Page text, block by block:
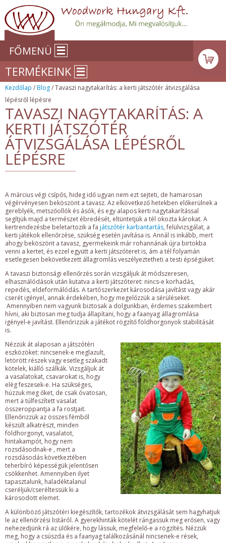
FŐMENÜ
Kezdőlap /Blog/ Tavaszi nagytakarítás: a kerti játszótér átvizsgálása
lépésről lépésre
TAVASZI NAGYTAKARÍTÁS: A
KERTI JÁTSZÓTÉR
ÁTVIZSGÁLÁSA LÉPÉSRŐL
LÉPÉSRE
A március végi csípős, hideg idő ugyan nem ezt sejteti, de hamarosan
végérvényesen beköszönt a tavasz. Az elkövetkező hetekben előkerülnek a
gereblyék, metszőollók és ásók, és egy alapos kerti nagytakarítással
segítjük majd a természet ébredését, eltüntetjük a tél okozta károkat. A
kertrendezésbe beletartozik a fa játszótér karbantartás, felülvizsgálat, a
kerti játékok ellenőrzése, szükség esetén javítása is. Annál is inkább, mert
ahogy beköszönt a tavasz, gyermekeink már rohannának újra birtokba
venni a kertet, és ezzel együtt a kerti játszóteret is, ám a tél folyamán
esetlegesen bekövetkezett állagromlás veszélyeztetheti a testi épségüket.
A tavaszi biztonsági ellenőrzés során vizsgáljuk át módszeresen,
elhasználódások után kutatva a kerti játszóteret: nincs-e korhadás,
repedés, eldeformálódás. A tartószerkezet károsodása javítást vagy akár
cserét igényel, annak érdekében, hogy megelőzzük a sérüléseket.
Amennyiben nem vagyunk biztosak a dolgunkban, érdemes szakembert
hívni, aki biztosan meg tudja állapítani, hogy a faanyag állagromlása
igényel-e javítást. Ellenőrizzük a játékot rögzítő földhorgonyok stabilitását
is.
Nézzük át alaposan a játszótéri
eszközöket: nincsenek-e meglazult,
letörött részek vagy esetleg szakadt
kötelek, kiálló szálkák. Vizsgáljuk át
a vasalatokat, csavarokat is, hogy
elég feszesek-e. Ha szükséges,
húzzuk meg őket, de csak óvatosan,
mert a túlfeszített vasalat
összeroppantja a fa rostjait.
Ellenőrizzük az összes fémből
készült alkatrészt, minden
földhorgonyt, vasalatot,
hintakampót, hogy nem
rozsdásodnak-e , mert a
rozsdásodás következtében
teherbíró képességük jelentősen
csökkenhet. Amennyiben ilyet
tapasztalunk, haladéktalanul
cseréljük/cseréltessük ki a
károsodott elemet.
A különböző játszótéri kiegészítők, tartozékok átvizsgálását sem hagyhatjuk
le az ellenőrzési listáról. A gyerekhinták kötelét rángassuk meg erősen, vagy
nehezedjünk rá az ülőkére, hogy lássuk, megfelelő-e a rögzítés. Nézzük
meg, hogy a csúszda és a faanyag találkozásánál nincsenek-e rések,
TERMÉKEINK